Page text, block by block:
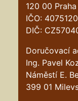
120 00
IČO:
DIČ:
Doručovací
Ing. Pavel
Náměstí E.
399 01